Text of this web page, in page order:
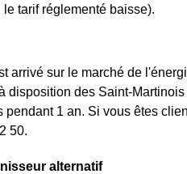
tarif réglementé baisse).
arrivé sur le marché de
disposition des Saint-
1 an. Si vous êtes
50.
alternatif